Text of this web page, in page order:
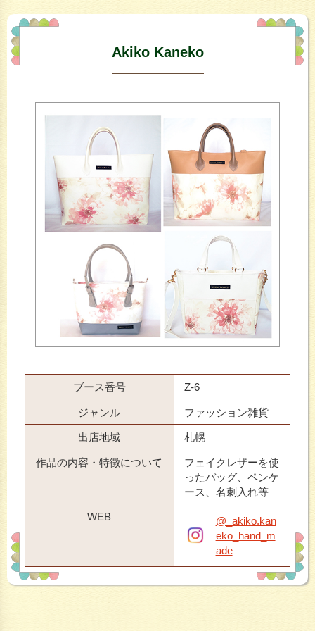
Akiko Kaneko
ブース番号 Z-6
ジャンル ファッション雑貨
出店地域 札幌
作品の内容・特徴について
フェイクレザーを使
ったバッグ、ペンケ
ース、名刺入れ等
WEB
@_akiko.kan
eko_hand_m
ade